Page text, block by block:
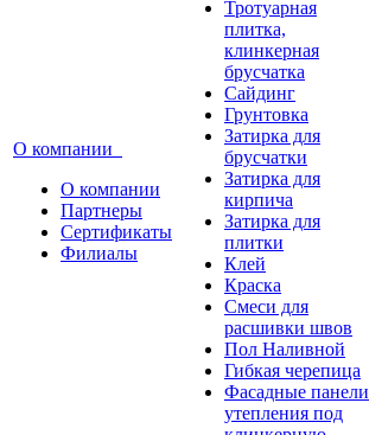
О компании
О компании
Партнеры
Сертификаты
Филиалы
Тротуарная
плитка,
клинкерная
брусчатка
Сайдинг
Грунтовка
Затирка для
брусчатки
Затирка для
кирпича
Затирка для
плитки
Клей
Краска
Смеси для
расшивки швов
Пол Наливной
Гибкая черепица
Фасадные панели
утепления под